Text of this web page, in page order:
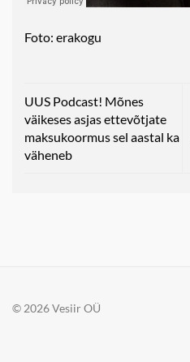
Foto: erakogu
UUS Podcast! Mõnes
väikeses asjas ettevõtjate
maksukoormus sel aastal ka
väheneb
© 2026 Vesiir OÜ